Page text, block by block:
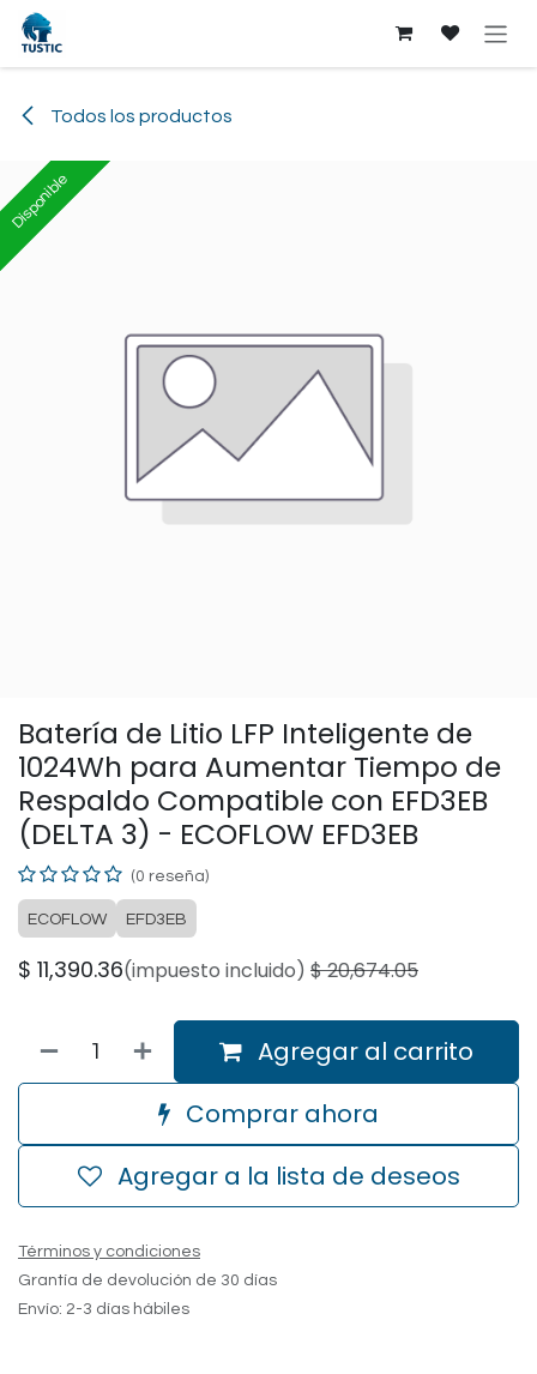
Ir al contenido
Todos los productos
Disponible
Disponible
Batería de Litio LFP Inteligente de
1024Wh para Aumentar Tiempo de
Respaldo Compatible con EFD3EB
(DELTA 3) - ECOFLOW EFD3EB
(0 reseña)
ECOFLOW EFD3EB
$ 11,390.36(impuesto incluido) $20,674.05
Agregar al carrito
Comprar ahora
Agregar a la lista de deseos
Términos y condiciones
Grantía de devolución de 30 días
Envío: 2-3 días hábiles